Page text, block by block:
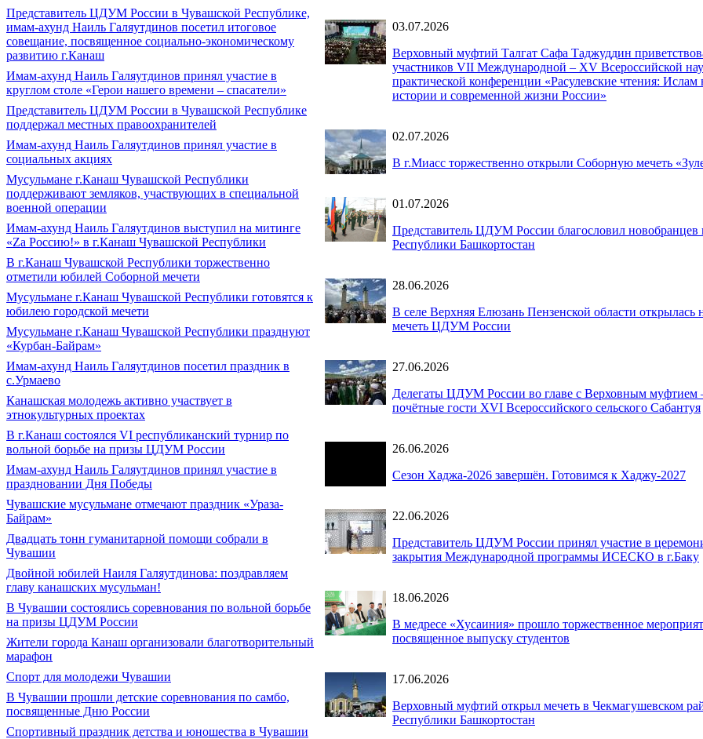
Представитель ЦДУМ России в Чувашской Республике,
имам-ахунд Наиль Галяутдинов посетил итоговое
совещание, посвященное социально-экономическому
развитию г.Канаш
Имам-ахунд Наиль Галяутдинов принял участие в
круглом столе «Герои нашего времени – спасатели»
Представитель ЦДУМ России в Чувашской Республике
поддержал местных правоохранителей
Имам-ахунд Наиль Галяутдинов принял участие в
социальных акциях
Мусульмане г.Канаш Чувашской Республики
поддерживают земляков, участвующих в специальной
военной операции
Имам-ахунд Наиль Галяутдинов выступил на митинге
«Zа Россию!» в г.Канаш Чувашской Республики
В г.Канаш Чувашской Республики торжественно
отметили юбилей Соборной мечети
Мусульмане г.Канаш Чувашской Республики готовятся к
юбилею городской мечети
Мусульмане г.Канаш Чувашской Республики празднуют
«Курбан-Байрам»
Имам-ахунд Наиль Галяутдинов посетил праздник в
с.Урмаево
Канашская молодежь активно участвует в
этнокультурных проектах
В г.Канаш состоялся VI республиканский турнир по
вольной борьбе на призы ЦДУМ России
Имам-ахунд Наиль Галяутдинов принял участие в
праздновании Дня Победы
Чувашские мусульмане отмечают праздник «Ураза-
Байрам»
Двадцать тонн гуманитарной помощи собрали в
Чувашии
Двойной юбилей Наиля Галяутдинова: поздравляем
главу канашских мусульман!
В Чувашии состоялись соревнования по вольной борьбе
на призы ЦДУМ России
Жители города Канаш организовали благотворительный
марафон
Спорт для молодежи Чувашии
В Чувашии прошли детские соревнования по самбо,
посвященные Дню России
Спортивный праздник детства и юношества в Чувашии
03.07.2026
Верховный муфтий Талгат Сафа Таджуддин
участников VII Международной – XV Всероссийской
практической конференции «Расулевские чтения: Ислам
истории и современной жизни России»
02.07.2026
В г.Миасс торжественно открыли Соборную мечеть
01.07.2026
Представитель ЦДУМ России благословил новобранцев
Республики Башкортостан
28.06.2026
В селе Верхняя Елюзань Пензенской области открылась
мечеть ЦДУМ России
27.06.2026
Делегаты ЦДУМ России во главе с Верховным муфтием
почётные гости XVI Всероссийского сельского Сабантуя
26.06.2026
Сезон Хаджа-2026 завершён. Готовимся к Хаджу-2027
22.06.2026
Представитель ЦДУМ России принял участие в
закрытия Международной программы ИСЕСКО в г.Баку
18.06.2026
В медресе «Хусаиния» прошло торжественное
посвященное выпуску студентов
17.06.2026
Верховный муфтий открыл мечеть в Чекмагушевском
Республики Башкортостан